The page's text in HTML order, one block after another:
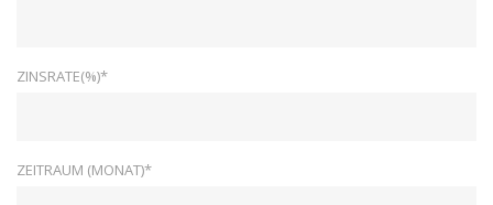
ZINSRATE(%)*
ZEITRAUM (MONAT)*